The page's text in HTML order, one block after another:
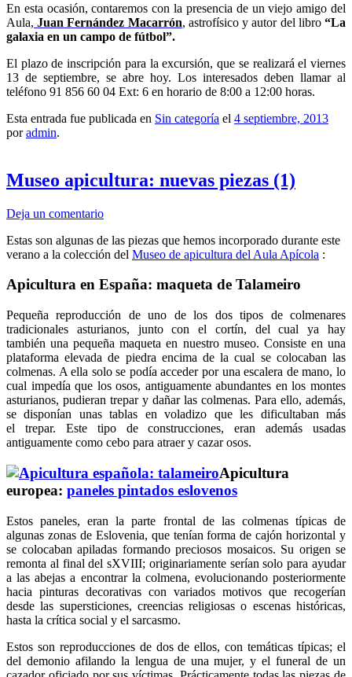
En esta ocasión, contaremos con la presencia de un viejo amigo del
Aula, Juan Fernández Macarrón, astrofísico y autor del libro“La
galaxia en un campo de fútbol”.
El plazo de inscripción para la excursión, que se realizará el viernes
13 de septiembre, se abre hoy. Los interesados deben llamar al
teléfono 91 856 60 04 Ext: 6 en horario de 8:00 a 12:00 horas.
Esta entrada fue publicada en Sin categoría el 4 septiembre, 2013
poradmin.
Museo apicultura: nuevas piezas (1)
Deja un comentario
Estas son algunas de las piezas que hemos incorporado durante este
verano a la colección del Museo de apicultura del Aula Apícola :
Apicultura en España: maqueta de Talameiro
Pequeña reproducción de uno de los dos tipos de colmenares
tradicionales asturianos, junto con el cortín, del cual ya hay
también una pequeña maqueta en nuestro museo. Consiste en una
plataforma elevada de piedra encima de la cual se colocaban las
colmenas. A ella solo se podía acceder por una escalera de mano, lo
cual impedía que los osos, antiguamente abundantes en los montes
asturianos, pudieran trepar y dañar las colmenas. Para ello, además,
se disponían unas tablas en voladizo que les dificultaban más
el trepar. Este tipo de construcciones, eran además usadas
antiguamente como cebo para atraer y cazar osos.
Apicultura
europea: paneles pintados eslovenos
Estos paneles, eran la parte frontal de las colmenas típicas de
algunas zonas de Eslovenia, que tenían forma de cajón horizontal y
se colocaban apiladas formando preciosos mosaicos. Su origen se
remonta al final del sXVIII; originariamente serían solo para ayudar
a las abejas a encontrar la colmena, evolucionando posteriormente
hacia pinturas decorativas con variados motivos que recogerían
desde las supersticiones, creencias religiosas o escenas históricas,
hasta la crítica social y el sarcasmo.
Estos son reproducciones de dos de ellos, con temáticas típicas; el
del demonio afilando la lengua de una mujer, y el funeral de un